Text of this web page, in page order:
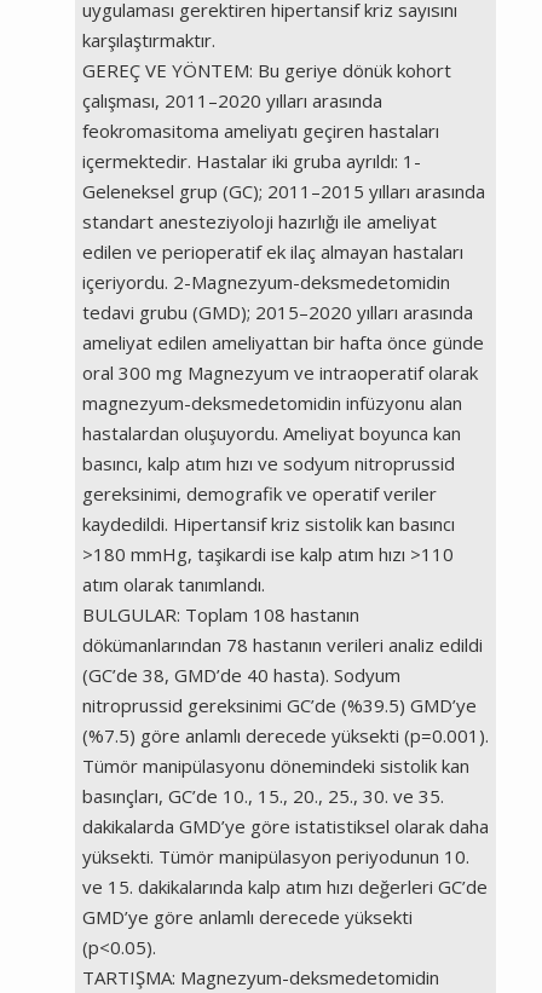
uygulaması gerektiren hipertansif kriz sayısını
karşılaştırmaktır.
GEREÇ VE YÖNTEM: Bu geriye dönük kohort
çalışması, 2011–2020 yılları arasında
feokromasitoma ameliyatı geçiren hastaları
içermektedir. Hastalar iki gruba ayrıldı: 1-
Geleneksel grup (GC); 2011–2015 yılları arasında
standart anesteziyoloji hazırlığı ile ameliyat
edilen ve perioperatif ek ilaç almayan hastaları
içeriyordu. 2-Magnezyum-deksmedetomidin
tedavi grubu (GMD); 2015–2020 yılları arasında
ameliyat edilen ameliyattan bir hafta önce günde
oral 300 mg Magnezyum ve intraoperatif olarak
magnezyum-deksmedetomidin infüzyonu alan
hastalardan oluşuyordu. Ameliyat boyunca kan
basıncı, kalp atım hızı ve sodyum nitroprussid
gereksinimi, demografik ve operatif veriler
kaydedildi. Hipertansif kriz sistolik kan basıncı
>180 mmHg, taşikardi ise kalp atım hızı >110
atım olarak tanımlandı.
BULGULAR: Toplam 108 hastanın
dökümanlarından 78 hastanın verileri analiz edildi
(GC’de 38, GMD’de 40 hasta). Sodyum
nitroprussid gereksinimi GC’de (%39.5) GMD’ye
(%7.5) göre anlamlı derecede yüksekti (p=0.001).
Tümör manipülasyonu dönemindeki sistolik kan
basınçları, GC’de 10., 15., 20., 25., 30. ve 35.
dakikalarda GMD’ye göre istatistiksel olarak daha
yüksekti. Tümör manipülasyon periyodunun 10.
ve 15. dakikalarında kalp atım hızı değerleri GC’de
GMD’ye göre anlamlı derecede yüksekti
(p<0.05).
TARTIŞMA: Magnezyum-deksmedetomidin